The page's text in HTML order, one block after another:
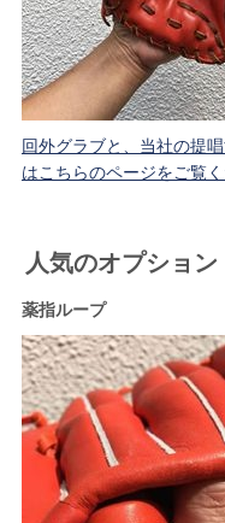
回外グラブと、当社の提
はこちらのページをご覧く
人気のオプション
薬指ループ